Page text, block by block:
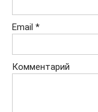
Email *
Комментарий